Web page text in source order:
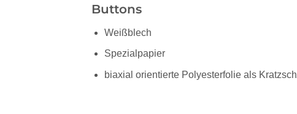
Buttons
Weißblech
Spezialpapier
biaxial orientierte Polyesterfolie als